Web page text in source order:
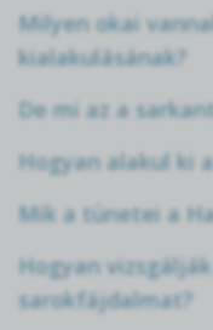
Milyen okai
kialakulásának?
De mi az a
Hogyan alakul ki
Mik a tünetei a
Hogyan
sarokfájdalmat?